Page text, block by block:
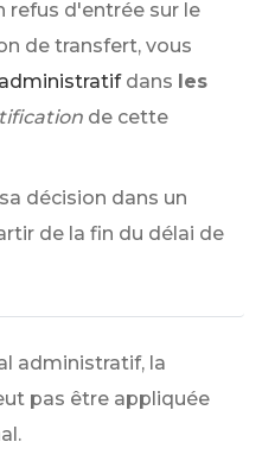
refus d'entrée sur le
de transfert, vous
dans les
de cette
décision dans un
de la fin du délai de
administratif, la
pas être appliquée